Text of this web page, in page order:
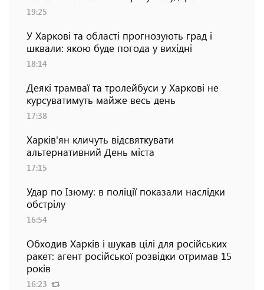
19:25
У Харкові та області прогнозують град і
шквали: якою буде погода у вихідні
18:14
Деякі трамваї та тролейбуси у Харкові не
курсуватимуть майже весь день
17:38
Харків'ян кличуть відсвяткувати
альтернативний День міста
17:15
Удар по Ізюму: в поліції показали наслідки
обстрілу
16:54
Обходив Харків і шукав цілі для російських
ракет: агент російської розвідки отримав 15
років
16:23